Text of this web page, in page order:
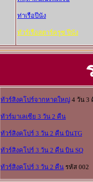
ท่าเรือปีนัง
ทัวร์เรือสตาร์ครูซ ปีนัง
ทัวร์สิงคโปร์จากหาดใหญ่ 4 วัน 3
ทัวร์มาเลเซีย 3 วัน 2 คืน
ทัวร์สิงคโปร์ 3 วัน 2 คืน บินTG
ทัวร์สิงคโปร์ 3 วัน 2 คืน บิน SQ
ทัวร์สิงคโปร์ 3 วัน 2 คืน รหัส 002